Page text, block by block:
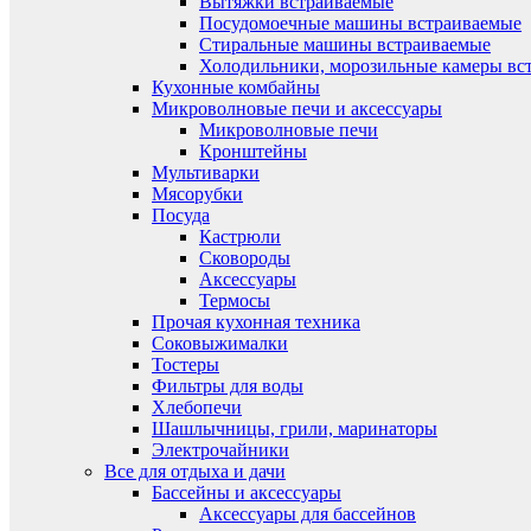
Посудомоечные машины встраиваемые
Стиральные машины встраиваемые
Холодильники, морозильные камеры
Кухонные комбайны
Микроволновые печи и аксессуары
Микроволновые печи
Кронштейны
Мультиварки
Мясорубки
Посуда
Кастрюли
Сковороды
Аксессуары
Термосы
Прочая кухонная техника
Соковыжималки
Тостеры
Фильтры для воды
Хлебопечи
Шашлычницы, грили, маринаторы
Электрочайники
Все для отдыха и дачи
Бассейны и аксессуары
Аксессуары для бассейнов